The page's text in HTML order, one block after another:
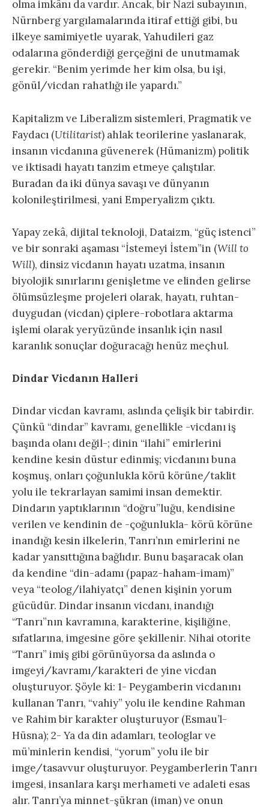
olma imkânı da vardır. Ancak, bir Nazi subayının,
Nürnberg yargılamalarında itiraf ettiği gibi, bu
ilkeye samimiyetle uyarak, Yahudileri gaz
odalarına gönderdiği gerçeğini de unutmamak
gerekir. “Benim yerimde her kim olsa, bu işi,
gönül/vicdan rahatlığı ile yapardı.”
Kapitalizm ve Liberalizm sistemleri, Pragmatik ve
Faydacı (Utilitarist) ahlak teorilerine yaslanarak,
insanın vicdanına güvenerek (Hümanizm) politik
ve iktisadi hayatı tanzim etmeye çalıştılar.
Buradan da iki dünya savaşı ve dünyanın
kolonileştirilmesi, yani Emperyalizm çıktı.
Yapay zekâ, dijital teknoloji, Dataizm, “güç istenci”
ve bir sonraki aşaması “İstemeyi İstem”in (Will to
Will), dinsiz vicdanın hayatı uzatma, insanın
biyolojik sınırlarını genişletme ve elinden gelirse
ölümsüzleşme projeleri olarak, hayatı, ruhtan-
duygudan (vicdan) çiplere-robotlara aktarma
işlemi olarak yeryüzünde insanlık için nasıl
karanlık sonuçlar doğuracağı henüz meçhul.
Dindar Vicdanın Halleri
Dindar vicdan kavramı, aslında çelişik bir tabirdir.
Çünkü “dindar” kavramı, genellikle -vicdanı iş
başında olanı değil-; dinin “ilahi” emirlerini
kendine kesin düstur edinmiş; vicdanını buna
koşmuş, onları çoğunlukla körü körüne/taklit
yolu ile tekrarlayan samimi insan demektir.
Dindarın yaptıklarının “doğru”luğu, kendisine
verilen ve kendinin de -çoğunlukla- körü körüne
inandığı kesin ilkelerin, Tanrı’nın emirlerini ne
kadar yansıttığına bağlıdır. Bunu başaracak olan
da kendine “din-adamı (papaz-haham-imam)”
veya “teolog/ilahiyatçı” denen kişinin yorum
gücüdür. Dindar insanın vicdanı, inandığı
“Tanrı”nın kavramına, karakterine, kişiliğine,
sıfatlarına, imgesine göre şekillenir. Nihai otorite
“Tanrı” imiş gibi görünüyorsa da aslında o
imgeyi/kavramı/karakteri de yine vicdan
oluşturuyor. Şöyle ki: 1- Peygamberin vicdanını
kullanan Tanrı, “vahiy” yolu ile kendine Rahman
ve Rahim bir karakter oluşturuyor (Esmau’l-
Hüsna); 2- Ya da din adamları, teologlar ve
mü’minlerin kendisi, “yorum” yolu ile bir
imge/tasavvur oluşturuyor. Peygamberlerin Tanrı
imgesi, insanlara karşı merhameti ve adaleti esas
alır. Tanrı’ya minnet-şükran (iman) ve onun